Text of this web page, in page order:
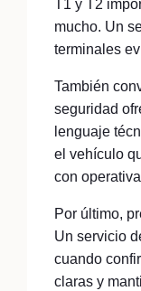
T1 y T2
mucho. Un
terminales
También
seguridad
lenguaje
el vehículo
con
Por último,
Un servicio
cuando
claras y